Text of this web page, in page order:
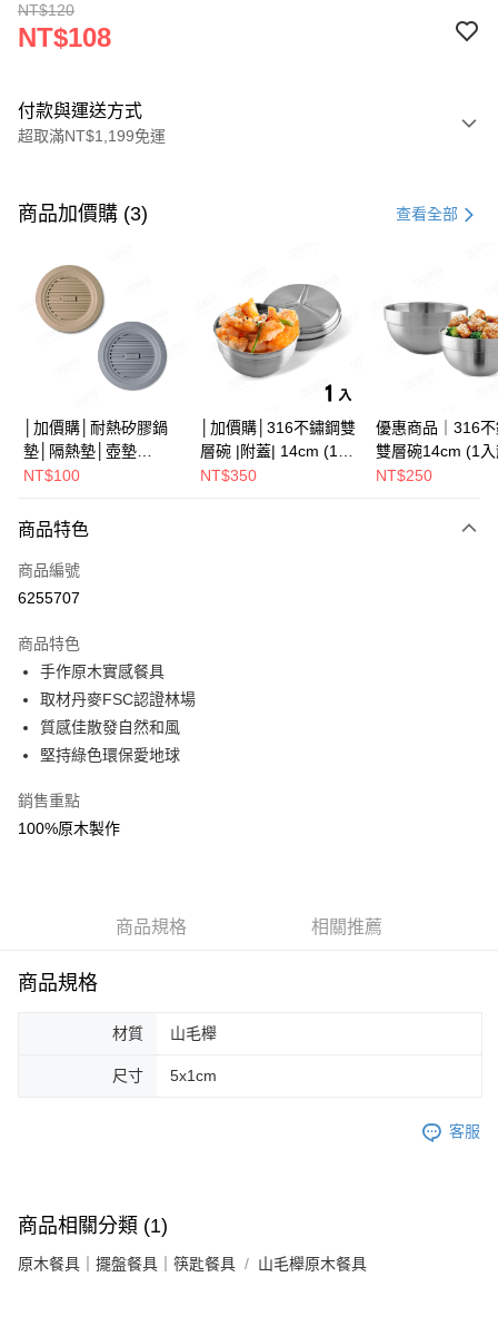
NT$120
NT$108
付款與運送方式
超取滿NT$1,199免運
信用卡一次付款
Apple Pay
街口支付
Google Pay
全盈+PAY
全家取貨（下單付款）後，現貨商品將於 3 個工作天內寄出
每筆NT$75，滿NT$1,199(含以上)免運費
7-11取貨（下單付款）後，現貨商品將於 3 個工作天內寄出
（不含訂購當天與例假日）
每筆NT$75，滿NT$1,199(含以上)免運費
商品加價購 (3) 查看全部
│加價購│耐熱矽膠鍋
墊│隔熱墊│壺墊
NT$100
│加價購│316不鏽鋼雙
層碗 |附蓋| 14cm (1入
散裝) SG0141
NT$350
優惠商品｜316
雙層碗14cm (1
SG0140
NT$250
商品特色
商品編號
6255707
商品特色
手作原木實感餐具
取材丹麥FSC認證林場
質感佳散發自然和風
堅持綠色環保愛地球
銷售重點
100%原木製作
商品規格 相關推薦
商品規格
材質 山毛櫸
尺寸 5x1cm
客服
商品相關分類 (1)
原木餐具｜擺盤餐具｜筷匙餐具 山毛櫸原木餐具